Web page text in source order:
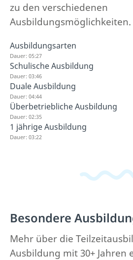
zu den verschiedenen
Ausbildungsmöglichkeiten.
Ausbildungsarten
Dauer: 05:27
Schulische Ausbildung
Dauer: 03:46
Duale Ausbildung
Dauer: 04:44
Überbetriebliche Ausbildung
Dauer: 02:35
1 jährige Ausbildung
Dauer: 03:22
Besondere
Mehr über die
Ausbildung mit 30+ Jahren